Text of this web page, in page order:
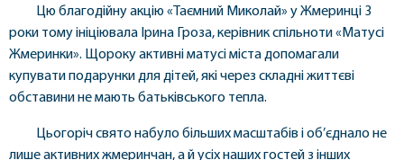
Цю благодійну акцію «Таємний Миколай» у Жмеринці 3
роки тому ініціювала Ірина Гроза, керівник спільноти «Матусі
Жмеринки». Щороку активні матусі міста допомагали
купувати подарунки для дітей, які через складні життєві
обставини не мають батьківського тепла.
Цьогоріч свято набуло більших масштабів і об’єднало не
лише активних жмеринчан, а й усіх наших гостей з інших